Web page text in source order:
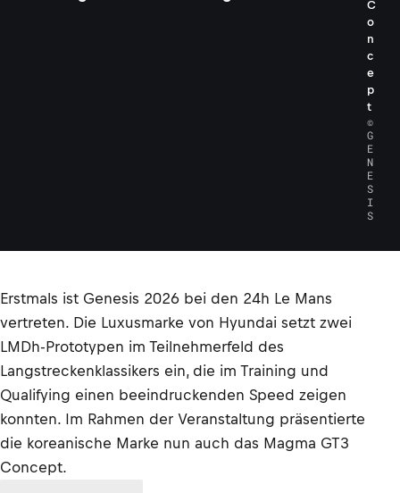
C
o
n
c
e
p
t
©
G
E
N
E
S
I
S
Erstmals ist Genesis 2026 bei den 24h Le Mans
vertreten. Die Luxusmarke von Hyundai setzt zwei
LMDh-Prototypen im Teilnehmerfeld des
Langstreckenklassikers ein, die im Training und
Qualifying einen beeindruckenden Speed zeigen
konnten. Im Rahmen der Veranstaltung präsentierte
die koreanische Marke nun auch das Magma GT3
Concept.